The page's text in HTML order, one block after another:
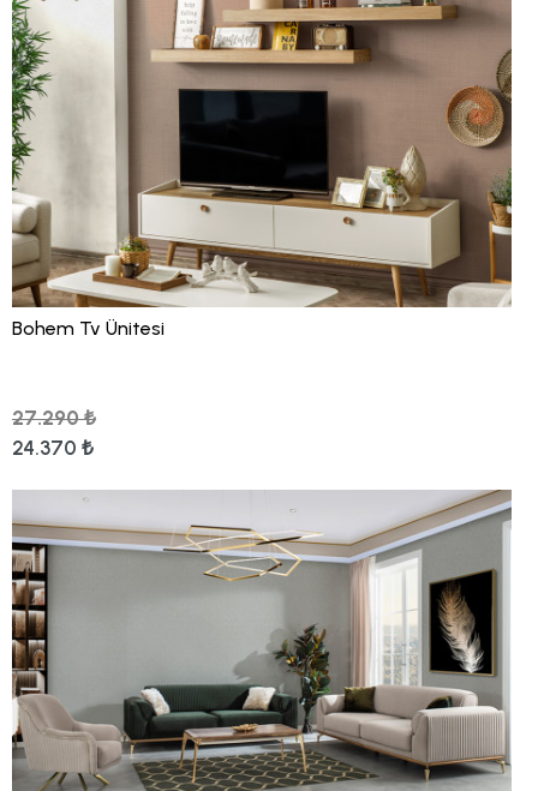
Bohem Tv Ünitesi
27.290 ₺
24.370 ₺